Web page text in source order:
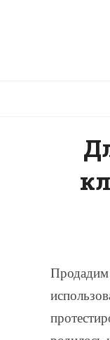
Продадим